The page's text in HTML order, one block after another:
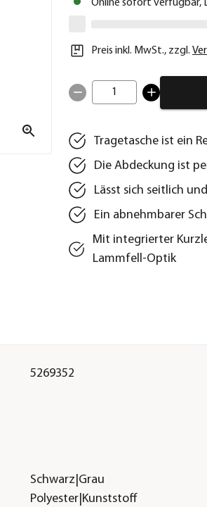
Online sofort verfügbar,
Preis inkl. MwSt., zzgl.
1
Tragetasche ist ein
Die Abdeckung ist
Lässt sich seitlich
Ein abnehmbarer
Mit integrierter
Lammfell-Optik
5269352
Schwarz|Grau
Polyester|Kunststoff